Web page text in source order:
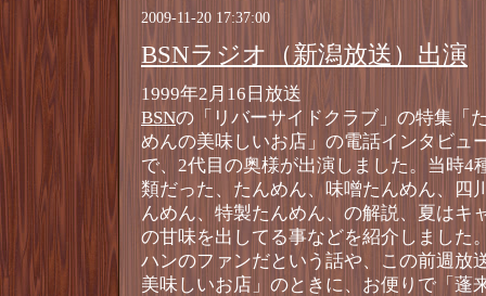
2009-11-20 17:37:00
BSNラジオ（新潟放送）出演
1999年2月16日放送
BSNの「リバーサイドクラブ」の特集「
めんの美味しいお店」の電話インタビュ
で、2代目の奥様が出演しました。当時4
類だった、たんめん、味噌たんめん、四
んめん、特製たんめん、の解説、夏はキ
の甘味を出してる事などを紹介しました
ハンのファンだという話や、この前週放
美味しいお店」のときに、お便りで「蓬